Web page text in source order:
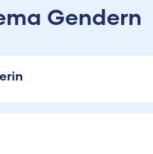
Gendern